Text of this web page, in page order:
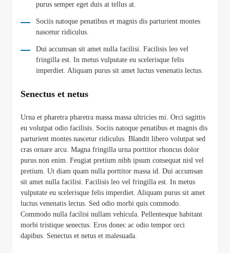
purus semper eget duis at tellus at.
Sociis natoque penatibus et magnis dis parturient montes
nascetur ridiculus.
Dui accumsan sit amet nulla facilisi. Facilisis leo vel
fringilla est. In metus vulputate eu scelerisque felis
imperdiet. Aliquam purus sit amet luctus venenatis lectus.
Senectus et netus
Urna et pharetra pharetra massa massa ultricies mi. Orci sagittis
eu volutpat odio facilisis. Sociis natoque penatibus et magnis dis
parturient montes nascetur ridiculus. Blandit libero volutpat sed
cras ornare arcu. Magna fringilla urna porttitor rhoncus dolor
purus non enim. Feugiat pretium nibh ipsum consequat nisl vel
pretium. Ut diam quam nulla porttitor massa id. Dui accumsan
sit amet nulla facilisi. Facilisis leo vel fringilla est. In metus
vulputate eu scelerisque felis imperdiet. Aliquam purus sit amet
luctus venenatis lectus. Sed odio morbi quis commodo.
Commodo nulla facilisi nullam vehicula. Pellentesque habitant
morbi tristique senectus. Eros donec ac odio tempor orci
dapibus. Senectus et netus et malesuada.